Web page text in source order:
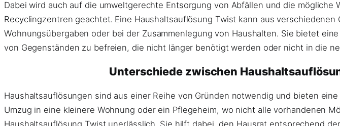
Dabei wird auch auf die umweltgerechte Entsorgung von Abfällen und die
Recyclingzentren geachtet. Eine Haushaltsauflösung Twist kann aus
Wohnungsübergaben oder bei der Zusammenlegung von Haushalten. Sie bietet
von Gegenständen zu befreien, die nicht länger benötigt werden oder nicht in die
Unterschiede zwischen
Haushaltsauflösungen sind aus einer Reihe von Gründen notwendig und bieten
Umzug in eine kleinere Wohnung oder ein Pflegeheim, wo nicht alle vorhandenen